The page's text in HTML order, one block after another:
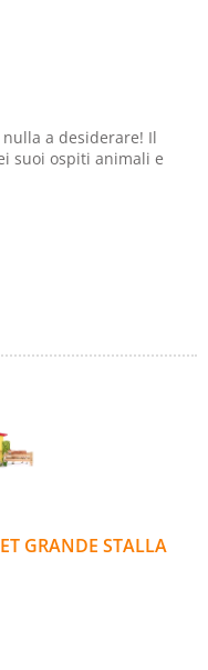
a desiderare! Il
suoi ospiti animali e
GRANDE STALLA